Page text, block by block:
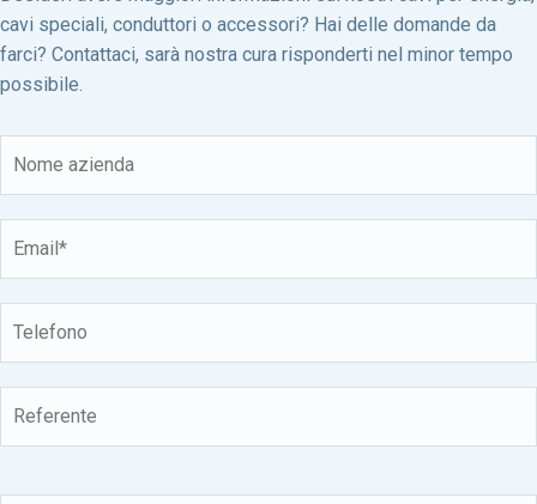
cavi speciali, conduttori o accessori? Hai delle domande da
farci? Contattaci, sarà nostra cura risponderti nel minor tempo
possibile.